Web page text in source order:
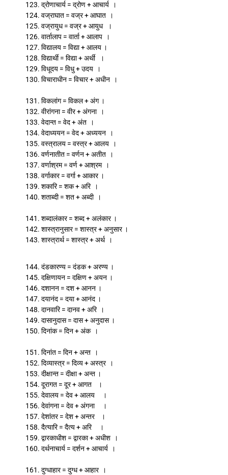
123. द्रोणाचार्य = द्रोण + आचार्य ।
124. वज्राघात = वज्र + आघात ।
125. वज्रायुध = वज्र + आयुध ।
126. वार्तालाप = वार्ता + आलाप ।
127. विद्यालय = विद्या + आलय ।
128. विद्यार्थी = विद्या + अर्थी ।
129. विधूदय = विधु + उदय ।
130. विचाराधीन = विचार + अधीन ।
131. विकलांग = विकल + अंग ।
132. वीरांगना = वीर + अंगना ।
133. वेदान्त = वेद + अंत ।
134. वेदाध्ययन = वेद + अध्ययन ।
135. वस्त्रालय = वस्त्र + आलय ।
136. वर्णनातीत = वर्णन + अतीत ।
137. वर्णाश्रम = वर्ण + आश्रम ।
138. वर्गाकार = वर्गा + आकार ।
139. शकारि = शक + अरि ।
140. शताब्दी = शत + अब्दी ।
141. शब्दालंकार = शब्द + अलंकार ।
142. शास्त्रानुसार = शास्त्र + अनुसार ।
143. शास्त्रार्थ = शास्त्र + अर्थ ।
144. दंडकारण्य = दंडक + अरण्य ।
145. दक्षिणायन = दक्षिण + अयन ।
146. दशानन = दश + आनन ।
147. दयानंद = दया + आनंद ।
148. दानवारि = दानव + अरि ।
149. दासानुदास = दास + अनुदास ।
150. दिनांक = दिन + अंक ।
151. दिनांत = दिन + अन्त ।
152. दिव्यास्त्र = दिव्य + अस्त्र ।
153. दीक्षान्त = दीक्षा + अन्त ।
154. दूरागत = दूर + आगत ।
155. देवालय = देव + आलय ।
156. देवांगना = देव + अंगना ।
157. देशांतर = देश + अन्तर ।
158. दैत्यारि = दैत्य + अरि ।
159. द्वारकाधीश = द्वारका + अधीश ।
160. दर्थनाचार्य = दर्शन + आचार्य ।
161. दुग्धाहार = दुग्ध + आहार ।